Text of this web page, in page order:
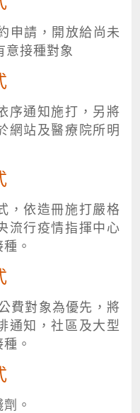
申請，開放給尚未
意接種對象
序通知施打，另將
網站及醫療院所明
，依造冊施打嚴格
流行疫情指揮中心
。
費對象為優先，將
通知，社區及大型
。
。